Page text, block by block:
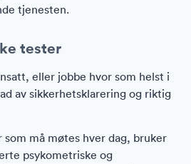
tjenesten.
tester
eller jobbe hvor som helst i
av sikkerhetsklarering og riktig
må møtes hver dag, bruker
psykometriske og